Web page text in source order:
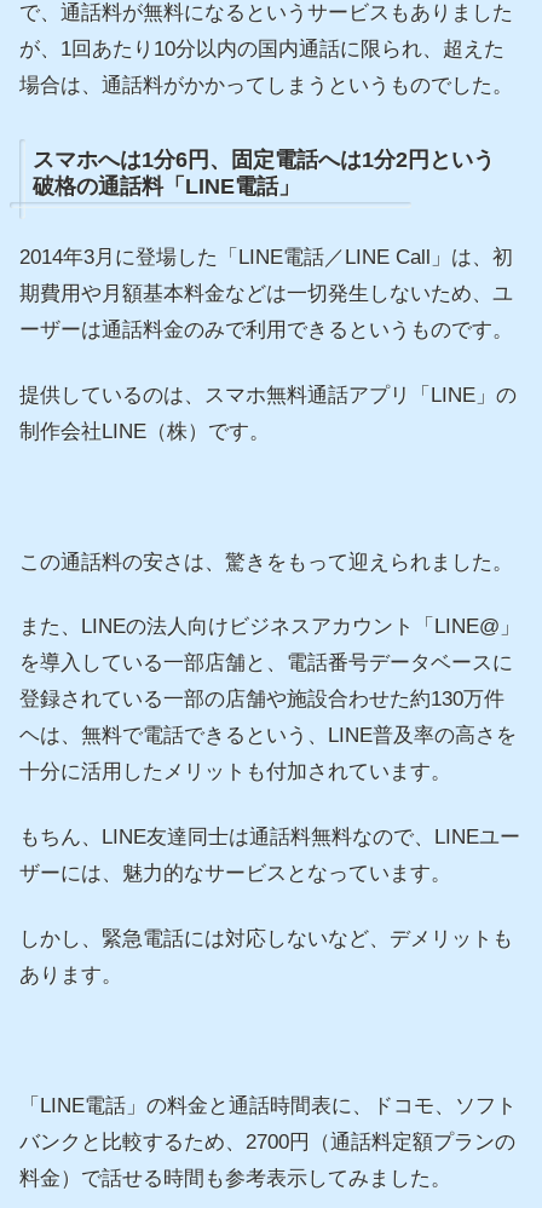
で、通話料が無料になるというサービスもありました
が、1回あたり10分以内の国内通話に限られ、超えた
場合は、通話料がかかってしまうというものでした。
スマホへは1分6円、固定電話へは1分2円という
破格の通話料「LINE電話」
2014年3月に登場した「LINE電話／LINE Call」は、初
期費用や月額基本料金などは一切発生しないため、ユ
ーザーは通話料金のみで利用できるというものです。
提供しているのは、スマホ無料通話アプリ「LINE」の
制作会社LINE（株）です。
この通話料の安さは、驚きをもって迎えられました。
また、LINEの法人向けビジネスアカウント「LINE@」
を導入している一部店舗と、電話番号データベースに
登録されている一部の店舗や施設合わせた約130万件
ヘは、無料で電話できるという、LINE普及率の高さを
十分に活用したメリットも付加されています。
もちん、LINE友達同士は通話料無料なので、LINEユー
ザーには、魅力的なサービスとなっています。
しかし、緊急電話には対応しないなど、デメリットも
あります。
「LINE電話」の料金と通話時間表に、ドコモ、ソフト
バンクと比較するため、2700円（通話料定額プランの
料金）で話せる時間も参考表示してみました。